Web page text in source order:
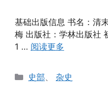
基础出版信息 书名：清
梅 出版社：学林出版社
1 … 阅读更多
分
史部、杂史